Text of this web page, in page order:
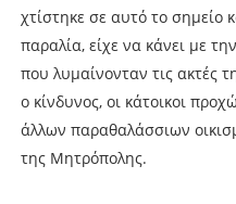
χτίστηκε σε αυτό το σημείο
παραλία, είχε να κάνει με
που λυμαίνονταν τις ακτές
ο κίνδυνος, οι κάτοικοι
άλλων παραθαλάσσιων
της Μητρόπολης.